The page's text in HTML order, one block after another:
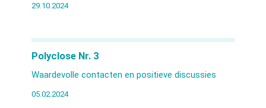
29.10.2024
Polyclose Nr. 3
Waardevolle contacten en positieve discussies
05.02.2024